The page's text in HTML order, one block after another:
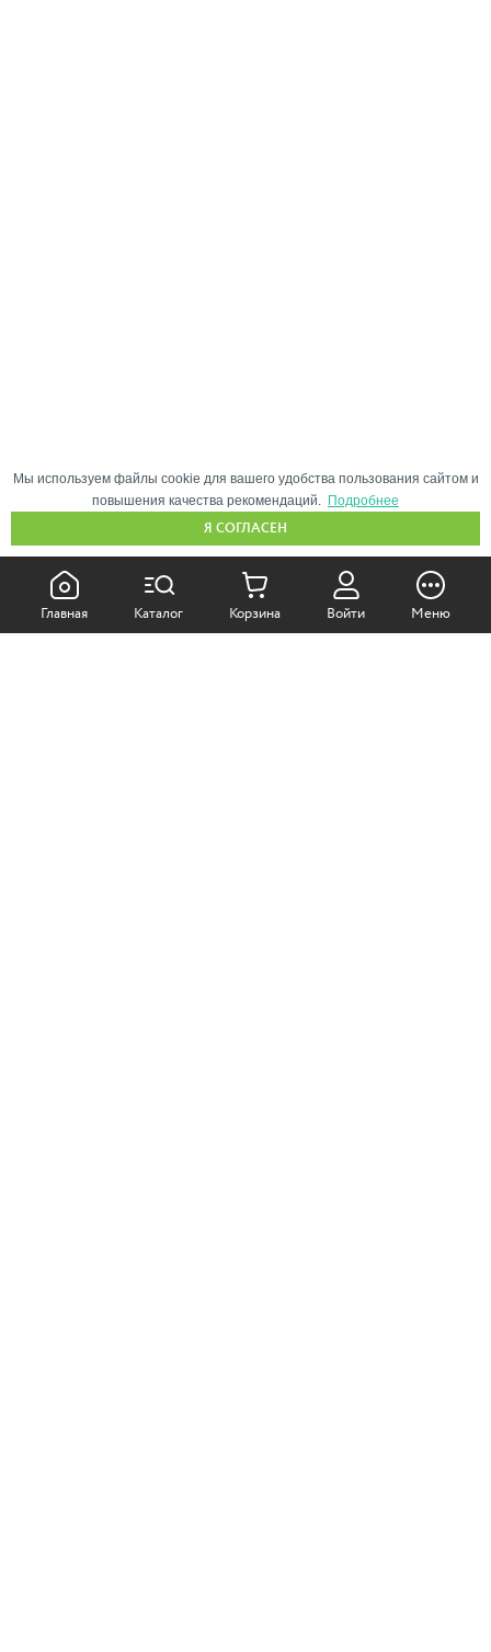
КАК ПОКУПАТЬ:
Главная Каталог Корзина Войти Меню
Мы используем файлы cookie для вашего удобства пользования сайтом и
повышения качества рекомендаций.
Подробнее
Я СОГЛАСЕН